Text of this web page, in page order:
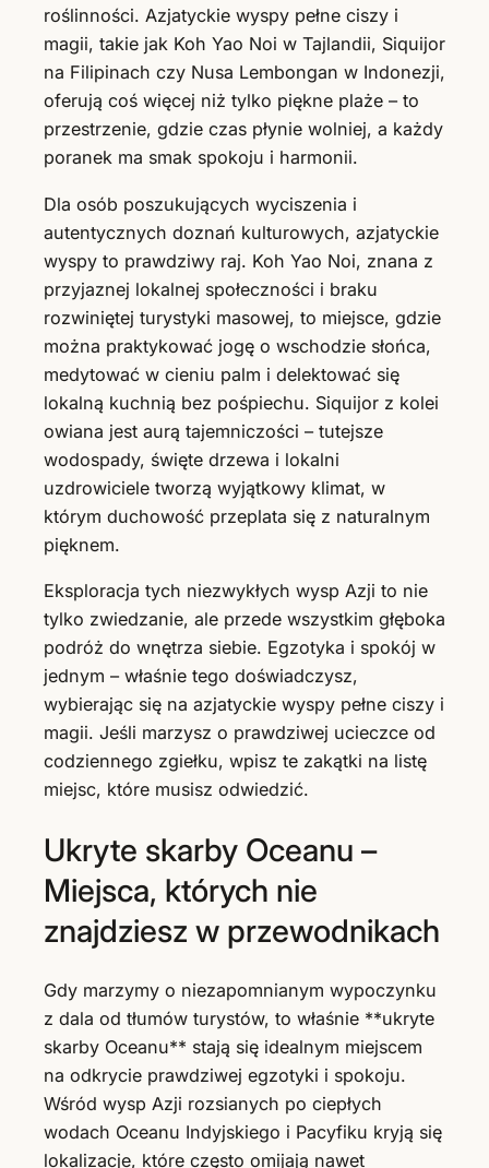
roślinności. Azjatyckie wyspy pełne ciszy i
magii, takie jak Koh Yao Noi w Tajlandii, Siquijor
na Filipinach czy Nusa Lembongan w Indonezji,
oferują coś więcej niż tylko piękne plaże – to
przestrzenie, gdzie czas płynie wolniej, a każdy
poranek ma smak spokoju i harmonii.
Dla osób poszukujących wyciszenia i
autentycznych doznań kulturowych, azjatyckie
wyspy to prawdziwy raj. Koh Yao Noi, znana z
przyjaznej lokalnej społeczności i braku
rozwiniętej turystyki masowej, to miejsce, gdzie
można praktykować jogę o wschodzie słońca,
medytować w cieniu palm i delektować się
lokalną kuchnią bez pośpiechu. Siquijor z kolei
owiana jest aurą tajemniczości – tutejsze
wodospady, święte drzewa i lokalni
uzdrowiciele tworzą wyjątkowy klimat, w
którym duchowość przeplata się z naturalnym
pięknem.
Eksploracja tych niezwykłych wysp Azji to nie
tylko zwiedzanie, ale przede wszystkim głęboka
podróż do wnętrza siebie. Egzotyka i spokój w
jednym – właśnie tego doświadczysz,
wybierając się na azjatyckie wyspy pełne ciszy i
magii. Jeśli marzysz o prawdziwej ucieczce od
codziennego zgiełku, wpisz te zakątki na listę
miejsc, które musisz odwiedzić.
Ukryte skarby Oceanu –
Miejsca, których nie
znajdziesz w przewodnikach
Gdy marzymy o niezapomnianym wypoczynku
z dala od tłumów turystów, to właśnie **ukryte
skarby Oceanu** stają się idealnym miejscem
na odkrycie prawdziwej egzotyki i spokoju.
Wśród wysp Azji rozsianych po ciepłych
wodach Oceanu Indyjskiego i Pacyfiku kryją się
lokalizacje, które często omijają nawet